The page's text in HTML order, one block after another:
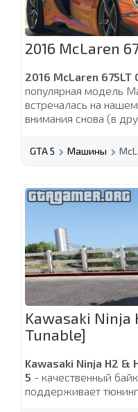
2016 McLaren
2016 McLaren 675LT
популярная модель
встречалась на
внимания снова (в
GTA 5 Машины
Kawasaki Ninja
Tunable]
Kawasaki Ninja H2 &
5 - качественный
поддерживает